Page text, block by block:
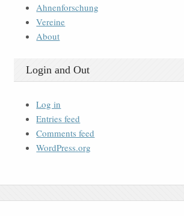
Ahnenforschung
Vereine
About
Login and Out
Log in
Entries feed
Comments feed
WordPress.org